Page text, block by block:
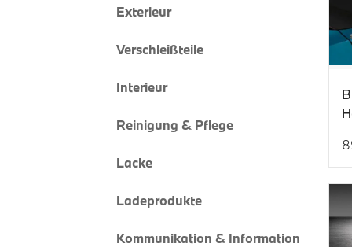
Exterieur
Verschleißteile
Interieur
Reinigung & Pflege
Lacke
Ladeprodukte
Kommunikation & Information